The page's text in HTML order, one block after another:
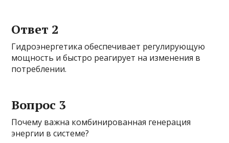
Ответ 2
Гидроэнергетика обеспечивает регулирующую
мощность и быстро реагирует на изменения в
потреблении.
Вопрос 3
Почему важна комбинированная генерация
энергии в системе?